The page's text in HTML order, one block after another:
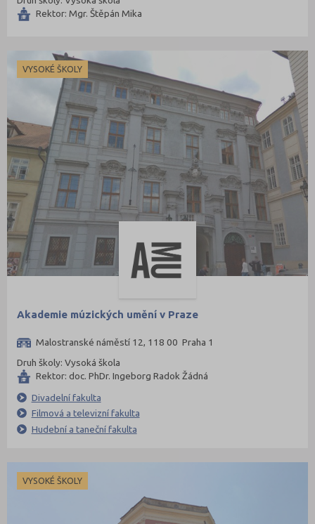
Rektor: Mgr. Štěpán Mika
VYSOKÉ ŠKOLY
Akademie múzických umění v Praze
Malostranské náměstí 12, 118 00 Praha 1
Druh školy: Vysoká škola
Rektor: doc. PhDr. Ingeborg Radok Žádná
Divadelní fakulta
Filmová a televizní fakulta
Hudební a taneční fakulta
VYSOKÉ ŠKOLY